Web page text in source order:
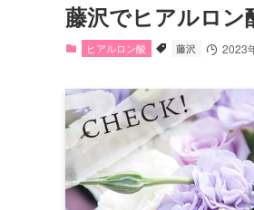
藤沢でヒアルロン
ヒアルロン酸 藤沢 2023